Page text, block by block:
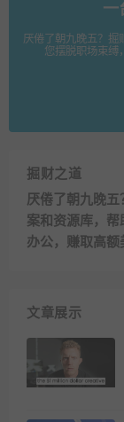
一
厌倦了朝九晚五？
您摆脱职场束缚
掘财之道
厌倦了朝九晚五
案和资源库，
办公，赚取高额
文章展示